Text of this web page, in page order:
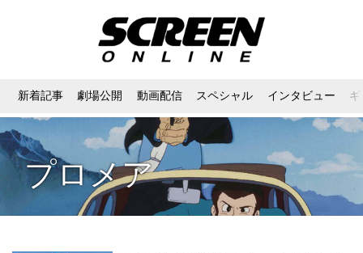
新着記事 劇場公開 動画配信 スペシャル インタビュー
プロメア